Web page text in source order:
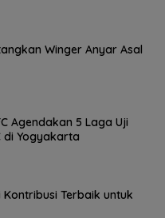
Winger Anyar Asal
Agendakan 5 Laga Uji
di Yogyakarta
Kontribusi Terbaik untuk